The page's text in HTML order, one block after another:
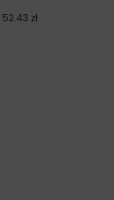
52.43 zł.